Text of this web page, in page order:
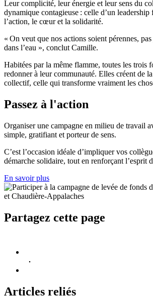
Leur complicité, leur énergie et leur sens du
dynamique contagieuse : celle d’un leadership
l’action, le cœur et la solidarité.
« On veut que nos actions soient pérennes,
dans l’eau », conclut Camille.
Habitées par la même flamme, toutes les trois
redonner à leur communauté. Elles créent de
collectif, celle qui transforme vraiment les
Passez à l'action
Organiser une campagne en milieu de travail
simple, gratifiant et porteur de sens.
C’est l’occasion idéale d’impliquer vos
démarche solidaire, tout en renforçant l’esprit
En savoir plus
Partagez cette page
Articles reliés